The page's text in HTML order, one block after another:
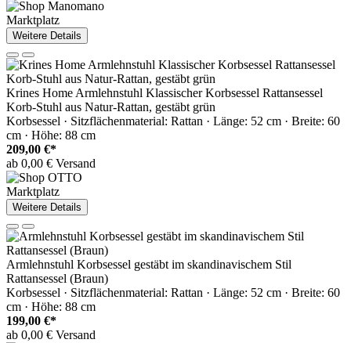
Marktplatz
Weitere Details
Krines Home Armlehnstuhl Klassischer Korbsessel Rattansessel
Korb-Stuhl aus Natur-Rattan, gestäbt grün
Korbsessel · Sitzflächenmaterial: Rattan · Länge: 52 cm · Breite: 60
cm · Höhe: 88 cm
209,00 €*
ab 0,00 € Versand
Marktplatz
Weitere Details
Armlehnstuhl Korbsessel gestäbt im skandinavischem Stil
Rattansessel (Braun)
Korbsessel · Sitzflächenmaterial: Rattan · Länge: 52 cm · Breite: 60
cm · Höhe: 88 cm
199,00 €*
ab 0,00 € Versand